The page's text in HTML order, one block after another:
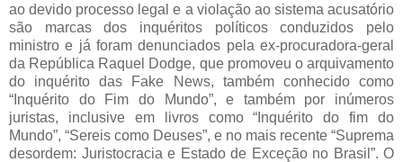
ao devido processo legal e a violação ao sistema acusatório
são marcas dos inquéritos políticos conduzidos pelo
ministro e já foram denunciados pela ex-procuradora-geral
da República Raquel Dodge, que promoveu o arquivamento
do inquérito das Fake News, também conhecido como
“Inquérito do Fim do Mundo”, e também por inúmeros
juristas, inclusive em livros como “Inquérito do fim do
Mundo”, “Sereis como Deuses”, e no mais recente “Suprema
desordem: Juristocracia e Estado de Exceção no Brasil”. O